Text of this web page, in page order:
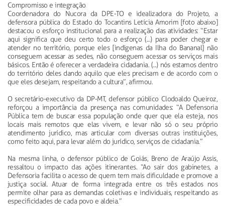
Compromisso e integração
Coordenadora do Nucora da DPE-TO e idealizadora do Projeto, a
defensora pública do Estado do Tocantins Letícia Amorim [foto abaixo]
destacou o esforço institucional para a realização das atividades: “Estar
aqui significa que deu certo todo o esforço (...) para poder chegar e
atender no território, porque eles [indígenas da Ilha do Bananal] não
conseguem acessar as sedes, não conseguem acessar os serviços mais
básicos. Então é oferecer a verdadeira cidadania. (...) nós estamos dentro
do território deles dando aquilo que eles precisam e de acordo com o
que eles desejam, respeitando a cultura”, afirmou.
O secretário-executivo da DP-MT, defensor público Clodoaldo Queiroz,
reforçou a importância da presença nas comunidades: “A Defensoria
Pública tem de buscar essa população onde quer que ela esteja, nos
locais mais remotos que elas vivem, e levar não só o seu próprio
atendimento jurídico, mas articular com diversas outras instituições,
como feito aqui, para levar além do jurídico, serviços de cidadania.”
Na mesma linha, o defensor público de Goiás, Breno de Araújo Assis,
ressaltou o impacto das ações itinerantes. “Ao sair dos gabinetes, a
Defensoria facilita o acesso de quem tem mais dificuldade e promove a
justiça social. Atuar de forma integrada entre os três estados nos
permite olhar para as demandas coletivas e individuais, respeitando as
especificidades de cada povo e aldeia.”